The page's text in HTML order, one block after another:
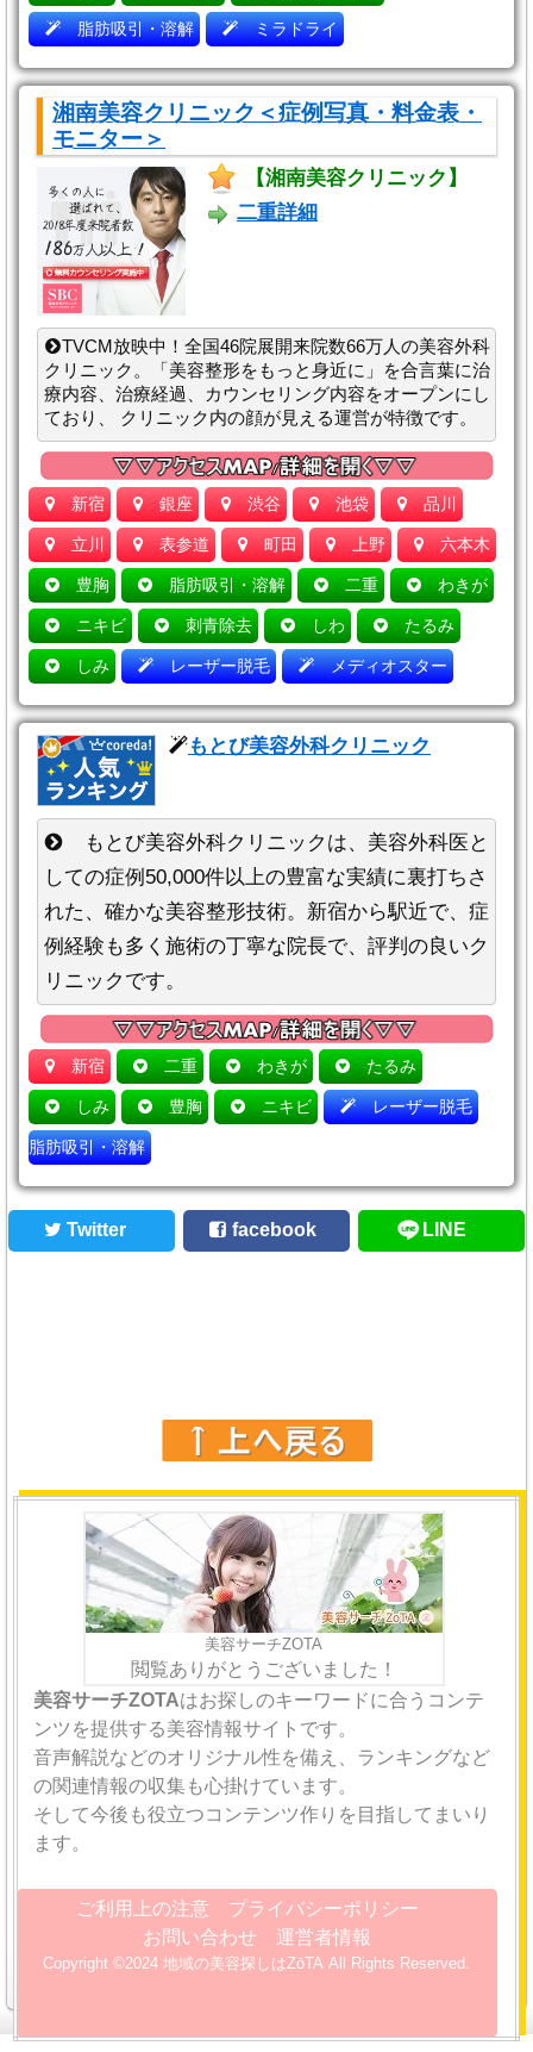
脂肪吸引・溶解 ミラドライ
湘南美容クリニック＜症例写真・料金表・
モニター＞
【湘南美容クリニック】
二重詳細
TVCM放映中！全国46院展開来院数66万人の美容外科
クリニック。「美容整形をもっと身近に」を合言葉に治
療内容、治療経過、カウンセリング内容をオープンにし
ており、 クリニック内の顔が見える運営が特徴です。
新宿 銀座 渋谷 池袋 品川
立川 表参道 町田 上野 六本木
豊胸 脂肪吸引・溶解 二重 わきが
ニキビ 刺青除去 しわ たるみ
しみ レーザー脱毛 メディオスター
もとび美容外科クリニック
もとび美容外科クリニックは、美容外科医と
しての症例50,000件以上の豊富な実績に裏打ちさ
れた、確かな美容整形技術。新宿から駅近で、症
例経験も多く施術の丁寧な院長で、評判の良いク
リニックです。
新宿 二重 わきが たるみ
しみ 豊胸 ニキビ レーザー脱毛
脂肪吸引・溶解
Twitter facebook LINE
美容サーチZOTA
閲覧ありがとうございました！
美容サーチZOTAはお探しのキーワードに合うコンテ
ンツを提供する美容情報サイトです。
音声解説などのオリジナル性を備え、ランキングなど
の関連情報の収集も心掛けています。
そして今後も役立つコンテンツ作りを目指してまいり
ます。
ご利用上の注意
プライバシーポリシー
お問い合わせ
運営者情報
Copyright ©2024 地域の美容探しはZōTA All Rights Reserved.